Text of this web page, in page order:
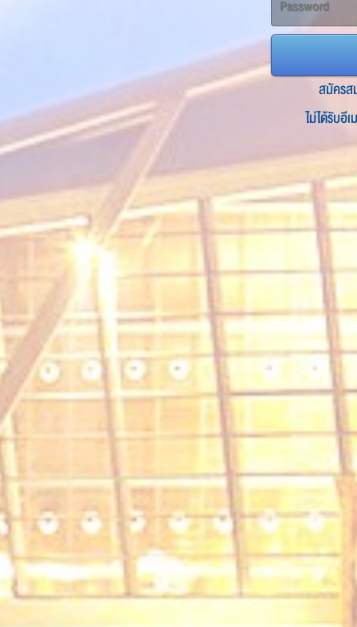
สมัครส
ไม่ได้รับอี